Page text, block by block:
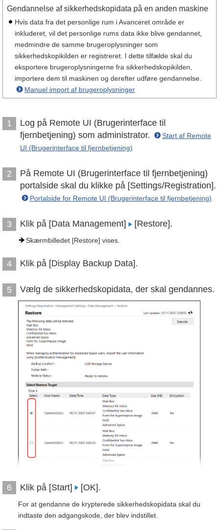
Gendannelse af sikkerhedskopidata på en anden maskine
Hvis data fra det personlige rum i Avanceret område er
inkluderet, vil det personlige rums data ikke blive gendannet,
medmindre de samme brugeroplysninger som
sikkerhedskopikilden er registreret. I dette tilfælde skal du
eksportere brugeroplysningerne fra sikkerhedskopikilden,
importere dem til maskinen og derefter udføre gendannelse.
Manuel import af brugeroplysninger
1
Log på Remote UI (Brugerinterface til
fjernbetjening) som administrator.
Start af Remote
UI (Brugerinterface til fjernbetjening)
2
På Remote UI (Brugerinterface til fjernbetjening)
portalside skal du klikke på [Settings/Registration].
Portalside for Remote UI (Brugerinterface til fjernbetjening)
3 Klik på [Data Management] [Restore].
Skærmbilledet [Restore] vises.
4 Klik på [Display Backup Data].
5 Vælg de sikkerhedskopidata, der skal gendannes.
6 Klik på [Start] [OK].
For at gendanne de krypterede sikkerhedskopidata skal du
indtaste den adgangskode, der blev indstillet.